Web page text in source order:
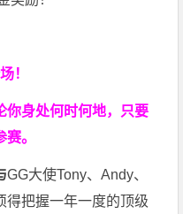
！
你身处何时何地，只要
。
GG大使Tony、Andy、
得把握一年一度的顶级